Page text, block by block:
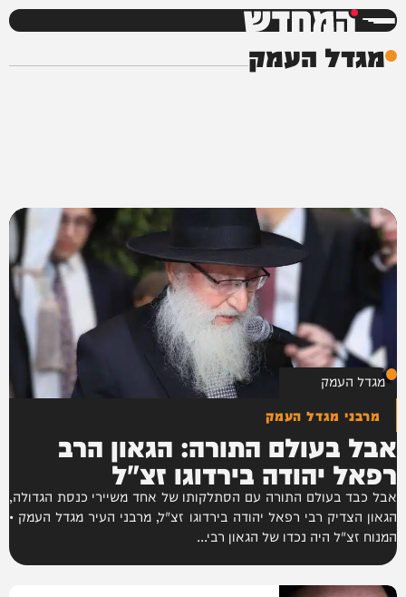
המחדש
מגדל העמק
מגדל העמק
מרבני מגדל העמק
אבל בעולם התורה: הגאון הרב
רפאל יהודה בירדוגו זצ"ל
אבל כבד בעולם התורה עם הסתלקותו של אחד משיירי כנסת הגדולה,
הגאון הצדיק רבי רפאל יהודה בירדוגו זצ"ל, מרבני העיר מגדל העמק •
המנוח זצ"ל היה נכדו של הגאון רבי...